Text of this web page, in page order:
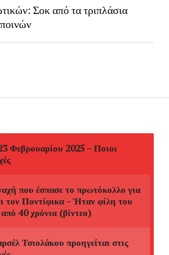
Σοκ από τα τριπλάσια